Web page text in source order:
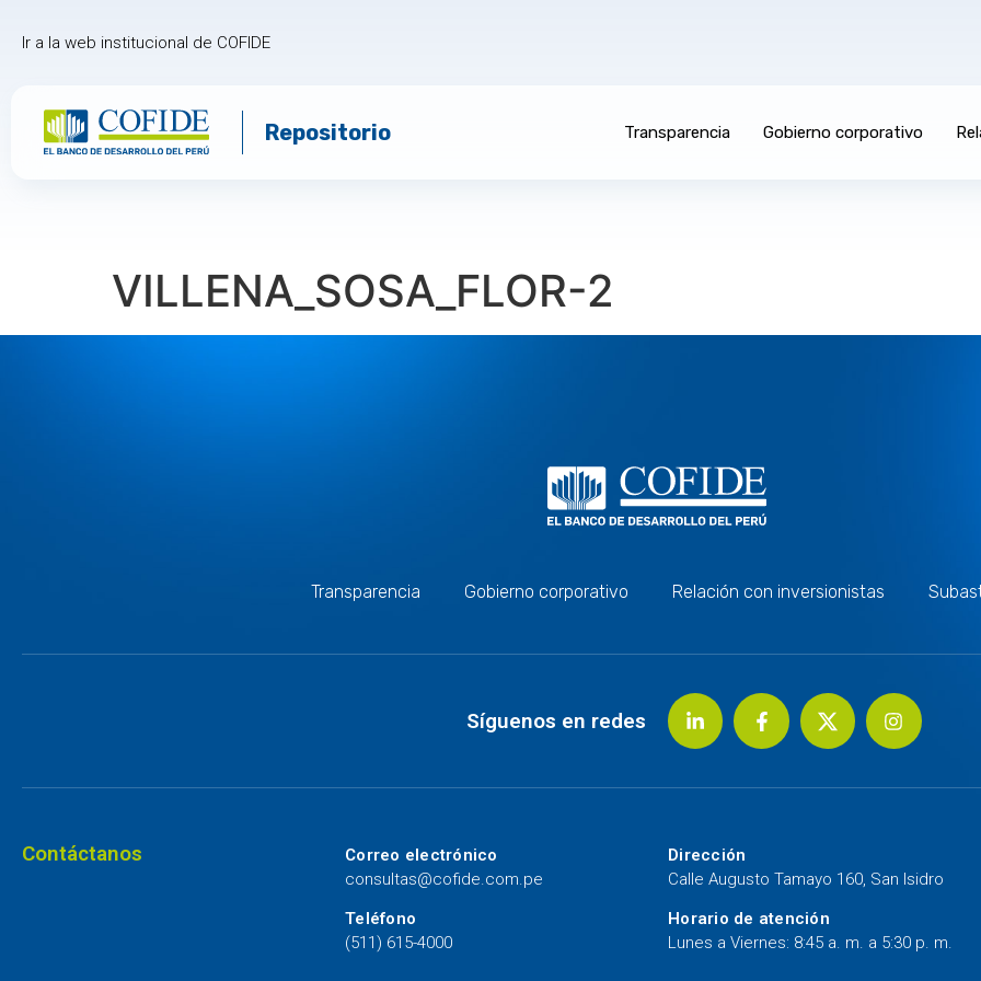
Ir a la web institucional de COFIDE
Repositorio Transparencia Gobierno corporativo
VILLENA_SOSA_FLOR-2
Transparencia Gobierno corporativo Relación con inversionistas
Síguenos en redes
Contáctanos
Correo electrónico
consultas@cofide.com.pe
Teléfono
(511) 615-4000
Dirección
Calle Augusto Tamayo 160, San Isidro
Horario de atención
Lunes a Viernes: 8:45 a. m. a 5:30 p. m.